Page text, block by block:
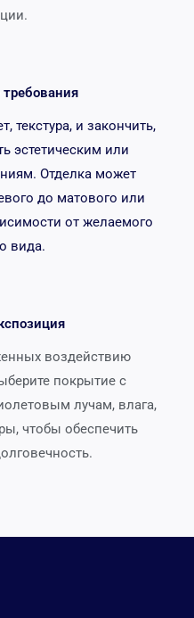
текстура, и закончить,
эстетическим или
Отделка может
до матового или
от желаемого
вида.
воздействию
покрытие с
лучам, влага,
чтобы обеспечить